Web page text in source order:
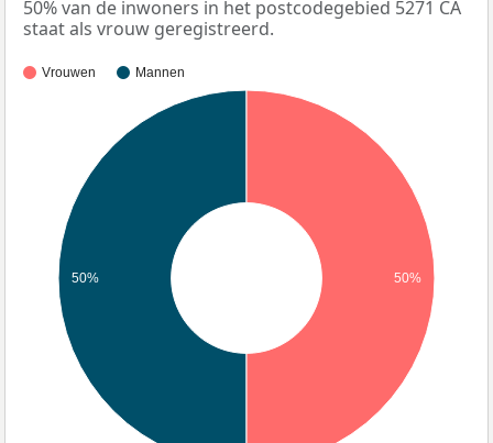
50% van de inwoners in het postcodegebied 5271 CA
staat als vrouw geregistreerd.
Vrouwen Mannen
50% 50%